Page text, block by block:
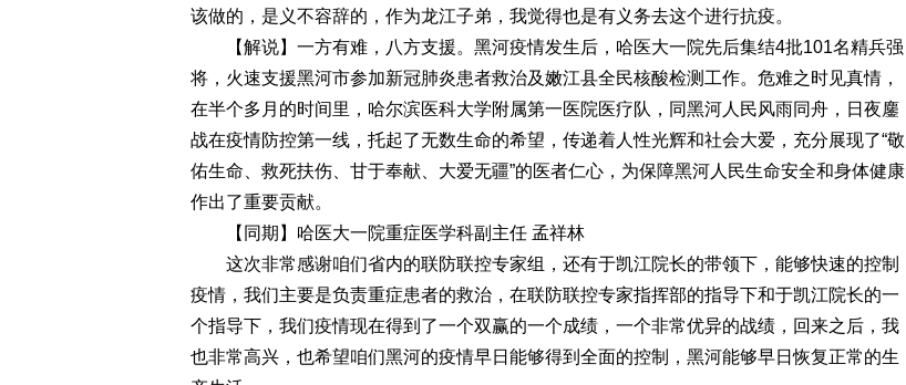
该做的，是义不容辞的，作为龙江子弟，我觉得也是有义务去这个进行抗疫。
【解说】一方有难，八方支援。黑河疫情发生后，哈医大一院先后集结4批101名精兵强
将，火速支援黑河市参加新冠肺炎患者救治及嫩江县全民核酸检测工作。危难之时见真情，
在半个多月的时间里，哈尔滨医科大学附属第一医院医疗队，同黑河人民风雨同舟，日夜鏖
战在疫情防控第一线，托起了无数生命的希望，传递着人性光辉和社会大爱，充分展现了“敬
佑生命、救死扶伤、甘于奉献、大爱无疆”的医者仁心，为保障黑河人民生命安全和身体健康
作出了重要贡献。
【同期】哈医大一院重症医学科副主任 孟祥林
这次非常感谢咱们省内的联防联控专家组，还有于凯江院长的带领下，能够快速的控制
疫情，我们主要是负责重症患者的救治，在联防联控专家指挥部的指导下和于凯江院长的一
个指导下，我们疫情现在得到了一个双赢的一个成绩，一个非常优异的战绩，回来之后，我
也非常高兴，也希望咱们黑河的疫情早日能够得到全面的控制，黑河能够早日恢复正常的生